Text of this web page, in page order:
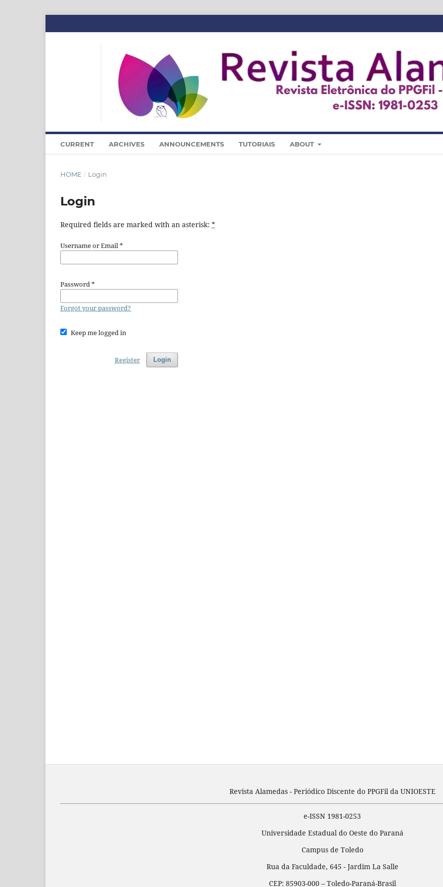
CURRENT ARCHIVES ANNOUNCEMENTS TUTORIAIS ABOUT
HOME / Login
Login
Required fields are marked with an asterisk: *
Username or Email*
Password*
Forgot your password?
Keep me logged in
Login
Register
Revista Alamedas - Periódico Discente do PPGFil da UNIOESTE
e-ISSN 1981-0253
Universidade Estadual do Oeste do Paraná
Campus de Toledo
Rua da Faculdade, 645 - Jardim La Salle
CEP: 85903-000 – Toledo-Paraná-Brasil